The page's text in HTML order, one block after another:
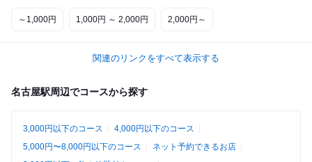
～1,000円 1,000円 ～ 2,000円 2,000円～
関連のリンクをすべて表示する
名古屋駅周辺でコースから探す
3,000円以下のコース
4,000円以下のコース
5,000円〜8,000円以下のコース
ネット予約できるお店